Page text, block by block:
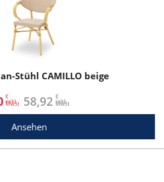
Stühl CAMILLO beige
€
exkl. MwSt 58,92€
inkl. MwSt
Ansehen